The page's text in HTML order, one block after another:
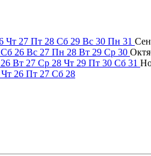
Чт 27 Пт 28 Сб 29 Вс 30 Пн 31
Сб 26 Вс 27 Пн 28 Вт 29 Ср 30
26 Вт 27 Ср 28 Чт 29 Пт 30 Сб 31
Чт 26 Пт 27 Сб 28